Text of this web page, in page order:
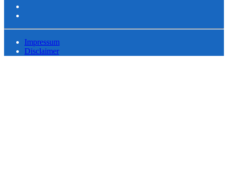
Impressum
Disclaimer